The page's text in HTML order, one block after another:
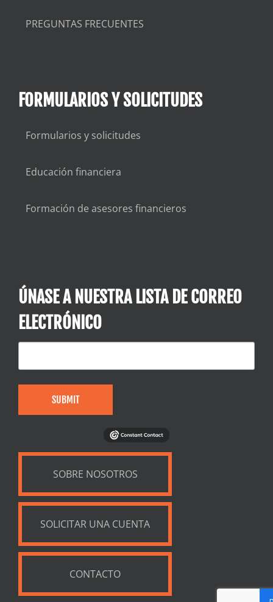
PREGUNTAS FRECUENTES
FORMULARIOS Y SOLICITUDES
Formularios y solicitudes
Educación financiera
Formación de asesores financieros
ÚNASE A NUESTRA LISTA DE CORREO
ELECTRÓNICO
SUBMIT
SOBRE NOSOTROS
SOLICITAR UNA CUENTA
CONTACTO